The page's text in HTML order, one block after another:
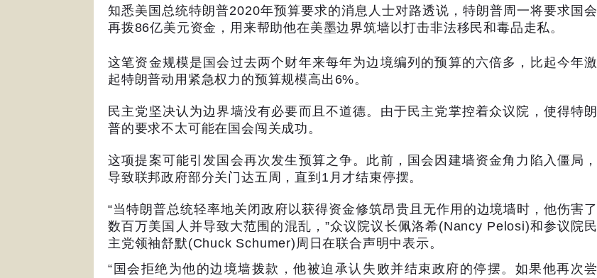
知悉美国总统特朗普2020年预算要求的消息人士对路透说，特朗普周一将要求国会
再拨86亿美元资金，用来帮助他在美墨边界筑墙以打击非法移民和毒品走私。
这笔资金规模是国会过去两个财年来每年为边境编列的预算的六倍多，比起今年激
起特朗普动用紧急权力的预算规模高出 6%。
民主党坚决认为边界墙没有必要而且不道德。由于民主党掌控着众议院，使得特朗
普的要求不太可能在国会闯关成功。
这项提案可能引发国会再次发生预算之争。此前，国会因建墙资金角力陷入僵局，
导致联邦政府部分关门达五周，直到 1 月才结束停摆。
“当特朗普总统轻率地关闭政府以获得资金修筑昂贵且无作用的边境墙时，他伤害了
数百万美国人并导致大范围的混乱， ”众议院议长佩洛希(Nancy Pelosi)和参议院民
主党领袖舒默(Chuck Schumer) 周日在联合声明中表示。
“ 国会拒绝为他的边境墙拨款，他被迫承认失败并结束政府的停摆。如果他再次尝